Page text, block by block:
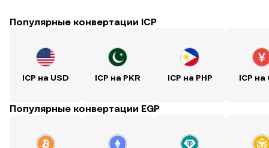
Популярные конвертации ICP
ICP на USD ICP на PKR ICP на PHP ICP на
Популярные конвертации EGP